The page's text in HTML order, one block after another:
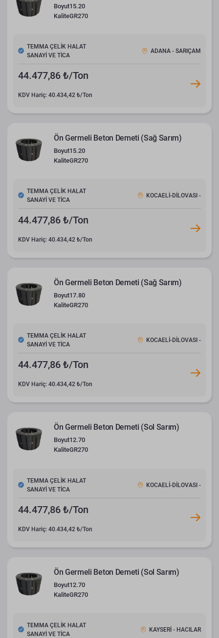
Boyut15.20
KaliteGR270
TEMMA ÇELİK HALAT
SANAYİ VE TİCA
ADANA - SARIÇAM
44.477,86 ₺/Ton
KDV Hariç: 40.434,42 ₺/Ton
Ön Germeli Beton Demeti (Sağ Sarım)
Boyut15.20
KaliteGR270
TEMMA ÇELİK HALAT
SANAYİ VE TİCA
KOCAELİ-DİLOVASI -
44.477,86 ₺/Ton
KDV Hariç: 40.434,42 ₺/Ton
Ön Germeli Beton Demeti (Sağ Sarım)
Boyut17.80
KaliteGR270
TEMMA ÇELİK HALAT
SANAYİ VE TİCA
KOCAELİ-DİLOVASI -
44.477,86 ₺/Ton
KDV Hariç: 40.434,42 ₺/Ton
Ön Germeli Beton Demeti (Sol Sarım)
Boyut12.70
KaliteGR270
TEMMA ÇELİK HALAT
SANAYİ VE TİCA
KOCAELİ-DİLOVASI -
44.477,86 ₺/Ton
KDV Hariç: 40.434,42 ₺/Ton
Ön Germeli Beton Demeti (Sol Sarım)
Boyut12.70
KaliteGR270
TEMMA ÇELİK HALAT
SANAYİ VE TİCA
KAYSERİ - HACILAR